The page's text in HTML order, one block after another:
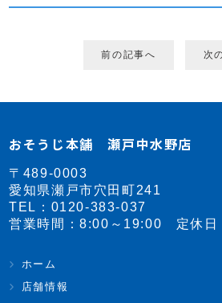
前の記事へ 次
おそうじ本舗 瀬戸中水野店
〒489-0003
愛知県瀬戸市穴田町241
TEL： 0120-383-037
営業時間：8:00～19:00 定休日
ホーム
店舗情報